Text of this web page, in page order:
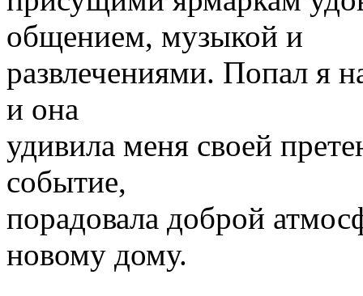
общением, музыкой и
развлечениями. Попал я
и она
удивила меня своей
событие,
порадовала доброй
новому дому.